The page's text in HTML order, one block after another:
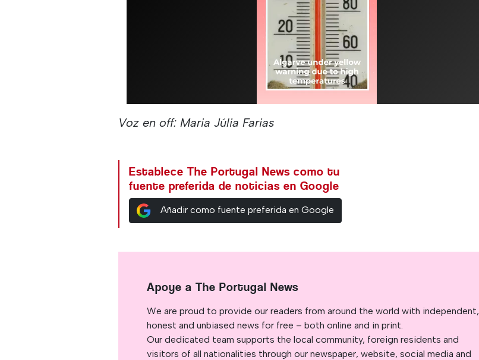
Voz en off: Maria Júlia Farias
Establece The Portugal News como tu
fuente preferida de noticias en Google
Añadir como fuente preferida en Google
Apoye a The Portugal News
We are proud to provide our readers from around the world with independent,
honest and unbiased news for free – both online and in print.
Our dedicated team supports the local community, foreign residents and
visitors of all nationalities through our newspaper, website, social media and